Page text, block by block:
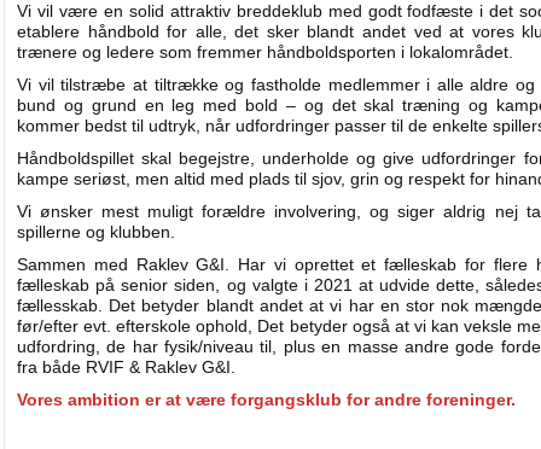
Vi vil være en solid attraktiv breddeklub med godt fodfæste i det
etablere håndbold for alle, det sker blandt andet ved at vores
trænere og ledere som fremmer håndboldsporten i lokalområdet.
Vi vil tilstræbe at tiltrække og fastholde medlemmer i alle aldre og
bund og grund en leg med bold – og det skal træning og
kommer bedst til udtryk, når udfordringer passer til de enkelte
Håndboldspillet skal begejstre, underholde og give udfordringer
kampe seriøst, men altid med plads til sjov, grin og respekt for
Vi ønsker mest muligt forældre involvering, og siger aldrig nej
spillerne og klubben.
Sammen med Raklev G&I. Har vi oprettet et fælleskab for
fælleskab på senior siden, og valgte i 2021 at udvide dette,
fællesskab. Det betyder blandt andet at vi har en stor nok
før/efter evt. efterskole ophold, Det betyder også at vi kan veksle
udfordring, de har fysik/niveau til, plus en masse andre gode
fra både RVIF & Raklev G&I.
Vores ambition er at være forgangsklub for andre foreninger.